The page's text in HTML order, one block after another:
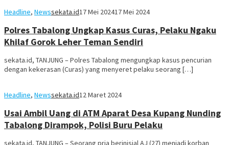
Headline, Newssekata.id17 Mei 202417 Mei 2024
Polres Tabalong Ungkap Kasus Curas, Pelaku Ngaku
Khilaf Gorok Leher Teman Sendiri
sekata.id, TANJUNG – Polres Tabalong mengungkap kasus pencurian
dengan kekerasan (Curas) yang menyeret pelaku seorang […]
Headline, Newssekata.id12 Maret 2024
Usai Ambil Uang di ATM Aparat Desa Kupang Nunding
Tabalong Dirampok, Polisi Buru Pelaku
sekata.id, TANJUNG – Seorang pria berinisial AJ (27) menjadi korban